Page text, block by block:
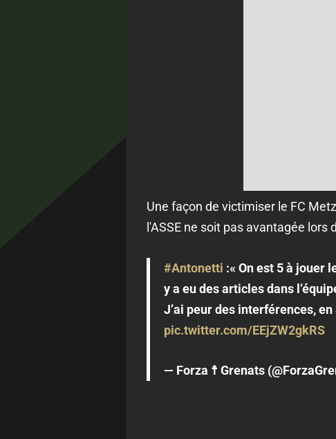
Une façon de victimiser le FC
l'ASSE ne soit pas avantagée
#Antonetti :« On est 5 à jouer
y a eu des articles dans
J’ai peur des interférences,
pic.twitter.com/EEjZW2gkRS
— Forza ☨ Grenats